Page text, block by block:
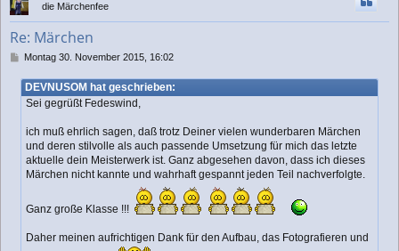
die Märchenfee
Re: Märchen
B
i
t
Montag 30. November 2015, 16:02
DEVNUSOM hat geschrieben:
Sei gegrüßt Fedeswind,
ich muß ehrlich sagen, daß trotz Deiner vielen wunderbaren Märchen
und deren stilvolle als auch passende Umsetzung für mich das letzte
aktuelle dein Meisterwerk ist. Ganz abgesehen davon, dass ich dieses
Märchen nicht kannte und wahrhaft gespannt jeden Teil nachverfolgte.
Ganz große Klasse !!!
Daher meinen aufrichtigen Dank für den Aufbau, das Fotografieren und